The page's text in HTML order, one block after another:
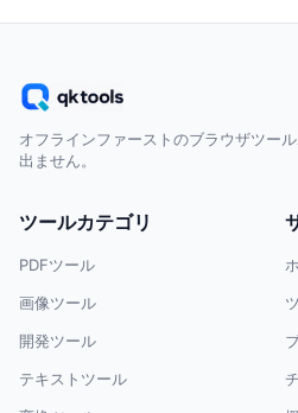
オフラインファーストのブラウザツー
出ません。
ツールカテゴリ
PDFツール
画像ツール
開発ツール
テキストツール